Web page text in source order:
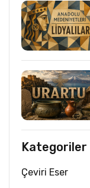
Kategoriler
Çeviri Eser